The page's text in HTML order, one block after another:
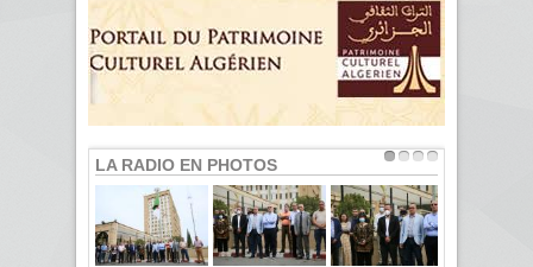
LA RADIO EN PHOTOS